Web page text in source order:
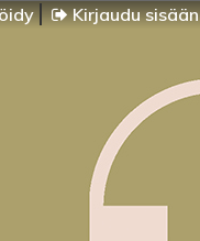
Kirjaudu sisään